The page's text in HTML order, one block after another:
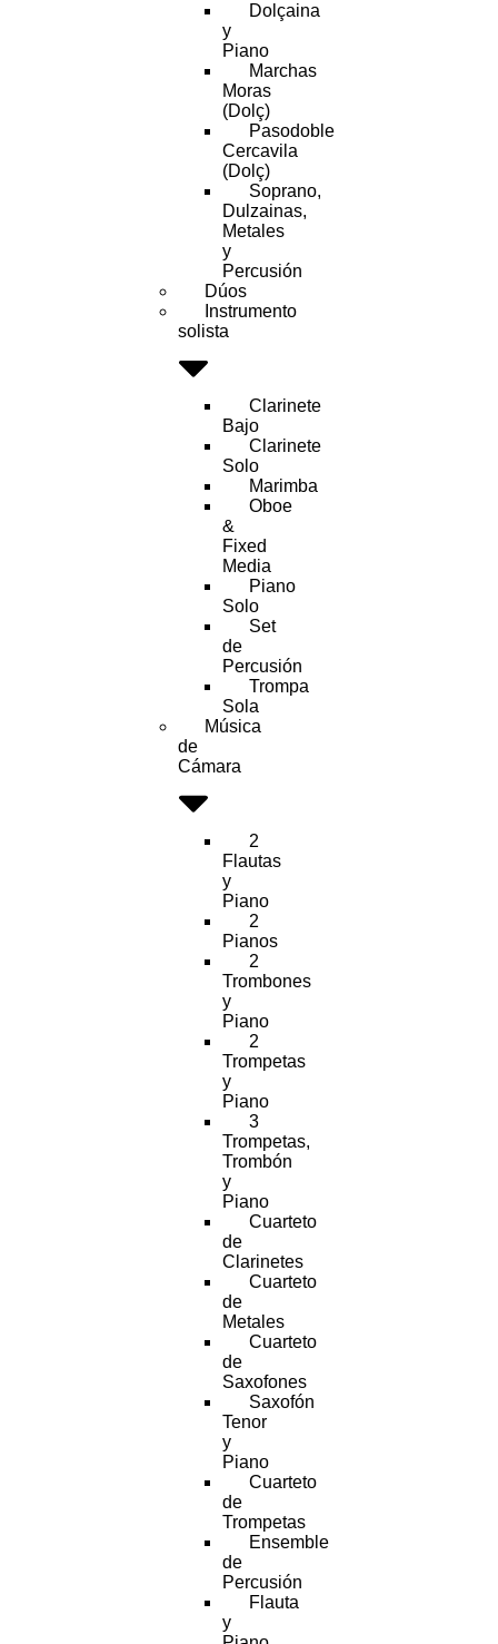
Dolçaina
y
Piano
Marchas
Moras
(Dolç)
Pasodoble
Cercavila
(Dolç)
Soprano,
Dulzainas,
Metales
y
Percusión
Dúos
Instrumento
solista
Clarinete
Bajo
Clarinete
Solo
Marimba
Oboe
&
Fixed
Media
Piano
Solo
Set
de
Percusión
Trompa
Sola
Música
de
Cámara
2
Flautas
y
Piano
2
Pianos
2
Trombones
y
Piano
2
Trompetas
y
Piano
3
Trompetas,
Trombón
y
Piano
Cuarteto
de
Clarinetes
Cuarteto
de
Metales
Cuarteto
de
Saxofones
Saxofón
Tenor
y
Piano
Cuarteto
de
Trompetas
Ensemble
de
Percusión
Flauta
y